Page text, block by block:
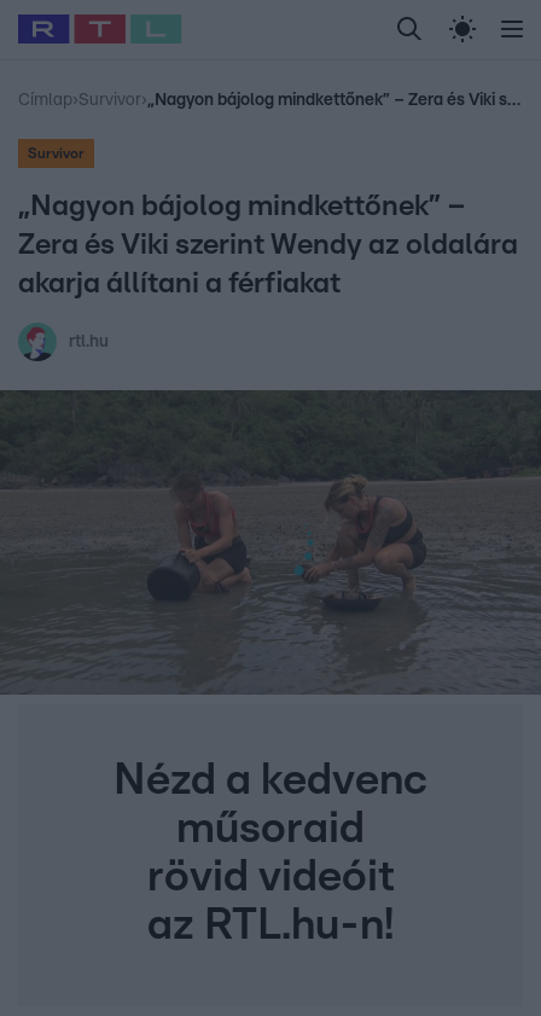
Legfrissebb RTL Híradó Randi Celeb vagyok,
Babits Marcella Most Wanted Gallusz
Címlap›Survivor› „Nagyon bájolog mindkettőnek” – Zera és Viki szerint Wendy az oldalára akarja állítani a férfiakat
Survivor
„Nagyon bájolog mindkettőnek” –
Zera és Viki szerint Wendy az oldalára
akarja állítani a férfiakat
rtl.hu
Nézd a kedvenc
műsoraid
rövid videóit
az RTL.hu-n!